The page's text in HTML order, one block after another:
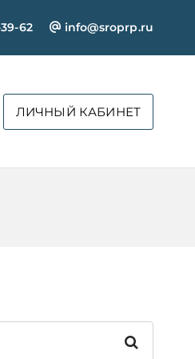
62 info@sroprp.ru
ЛИЧНЫЙ КАБИНЕТ
Поиск